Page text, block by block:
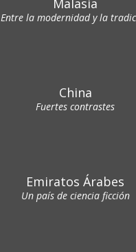
Malasia
Entre la modernidad y la
China
Fuertes contrastes
Emiratos Árabes
Un país de ciencia ficción